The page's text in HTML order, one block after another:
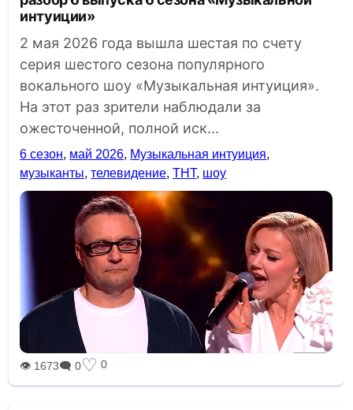
интуиции»
2 мая 2026 года вышла шестая по счету
серия шестого сезона популярного
вокального шоу «Музыкальная интуиция».
На этот раз зрители наблюдали за
ожесточенной, полной иск...
6 сезон, май 2026, Музыкальная интуиция,
музыканты,телевидение,ТНТ, шоу
👁 1673🗨 0♡ 0